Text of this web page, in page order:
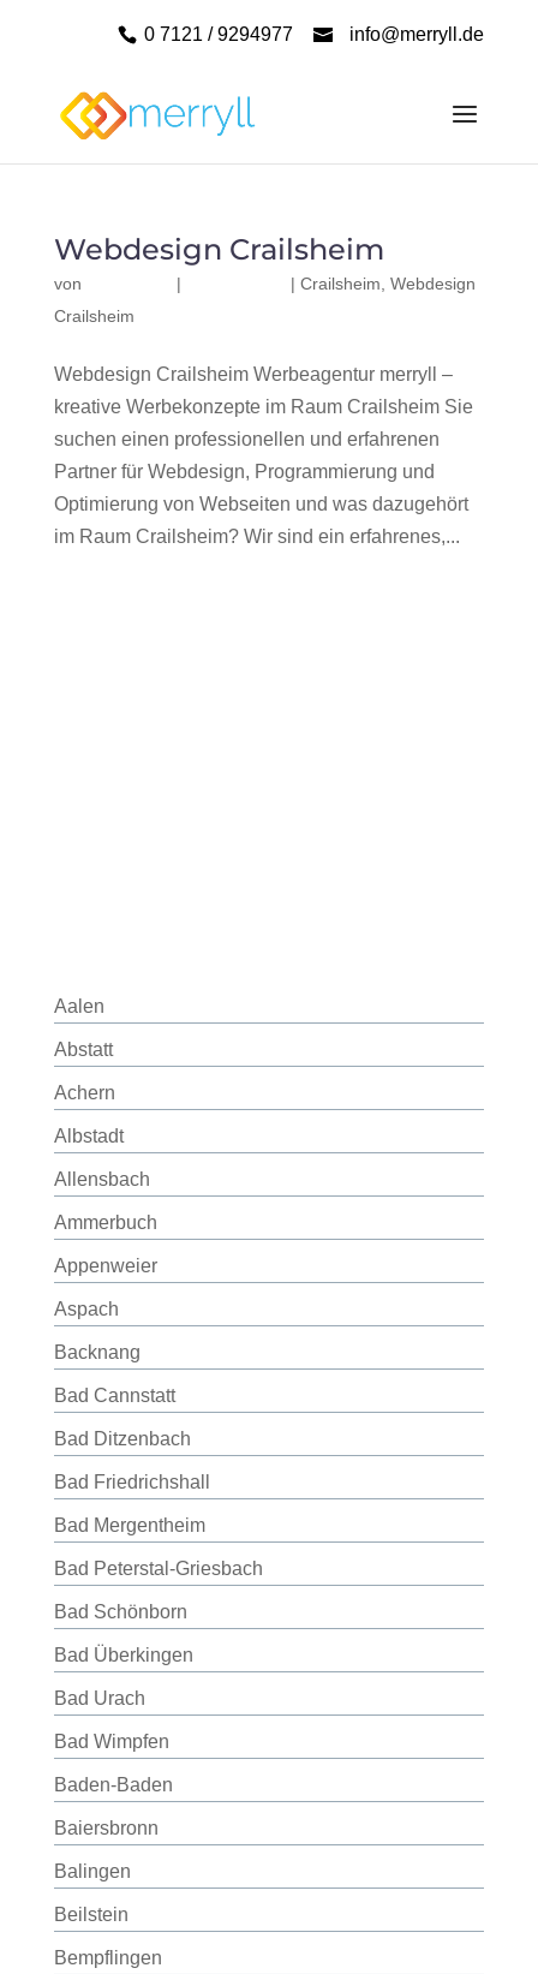
0 7121 / 9294977 info@merryll.de
Webdesign Crailsheim
von | | Crailsheim Webdesign
Crailsheim
Webdesign Crailsheim Werbeagentur merryll –
kreative Werbekonzepte im Raum Crailsheim Sie
suchen einen professionellen und erfahrenen
Partner für Webdesign, Programmierung und
Optimierung von Webseiten und was dazugehört
im Raum Crailsheim? Wir sind ein erfahrenes,...
Aalen
Abstatt
Achern
Albstadt
Allensbach
Ammerbuch
Appenweier
Aspach
Backnang
Bad Cannstatt
Bad Ditzenbach
Bad Friedrichshall
Bad Mergentheim
Bad Peterstal-Griesbach
Bad Schönborn
Bad Überkingen
Bad Urach
Bad Wimpfen
Baden-Baden
Baiersbronn
Balingen
Beilstein
Bempflingen